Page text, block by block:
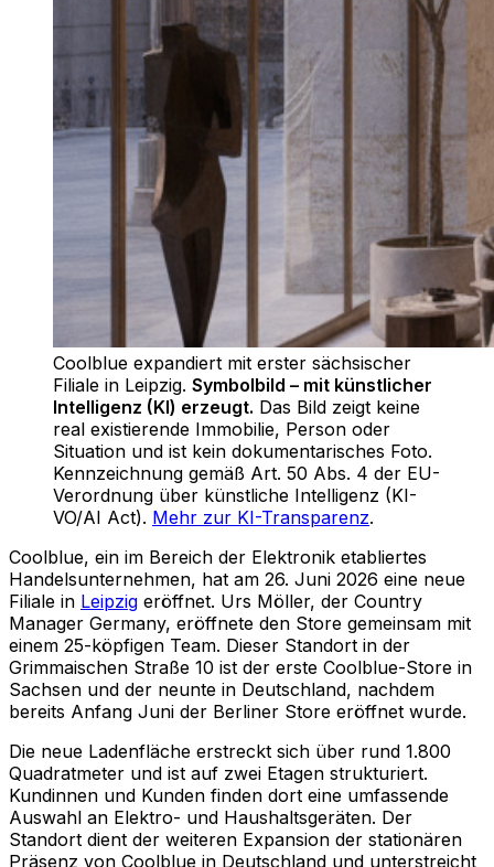
Coolblue expandiert mit erster sächsischer
Filiale in Leipzig. Symbolbild – mit künstlicher
Intelligenz (KI) erzeugt. Das Bild zeigt keine
real existierende Immobilie, Person oder
Situation und ist kein dokumentarisches Foto.
Kennzeichnung gemäß Art. 50 Abs. 4 der EU-
Verordnung über künstliche Intelligenz (KI-
VO/AI Act). Mehr zur KI-Transparenz.
Coolblue, ein im Bereich der Elektronik etabliertes
Handelsunternehmen, hat am 26. Juni 2026 eine neue
Filiale in Leipzig eröffnet. Urs Möller, der Country
Manager Germany, eröffnete den Store gemeinsam mit
einem 25-köpfigen Team. Dieser Standort in der
Grimmaischen Straße 10 ist der erste Coolblue-Store in
Sachsen und der neunte in Deutschland, nachdem
bereits Anfang Juni der Berliner Store eröffnet wurde.
Die neue Ladenfläche erstreckt sich über rund 1.800
Quadratmeter und ist auf zwei Etagen strukturiert.
Kundinnen und Kunden finden dort eine umfassende
Auswahl an Elektro- und Haushaltsgeräten. Der
Standort dient der weiteren Expansion der stationären
Präsenz von Coolblue in Deutschland und unterstreicht